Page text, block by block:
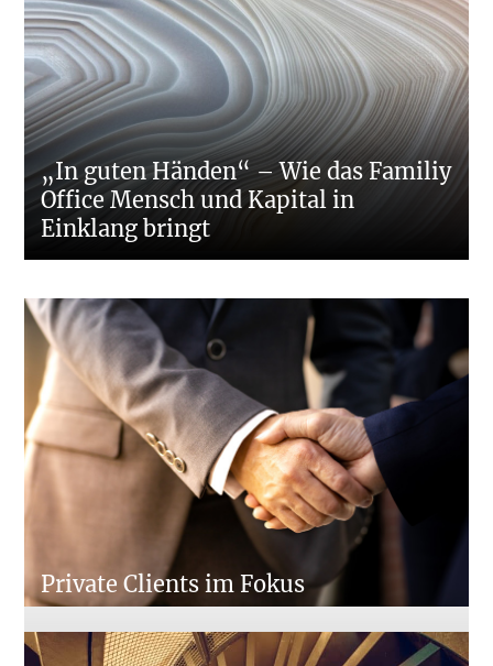
„In guten Händen“ – Wie das Familiy
Office Mensch und Kapital in
Einklang bringt
Private Clients im Fokus